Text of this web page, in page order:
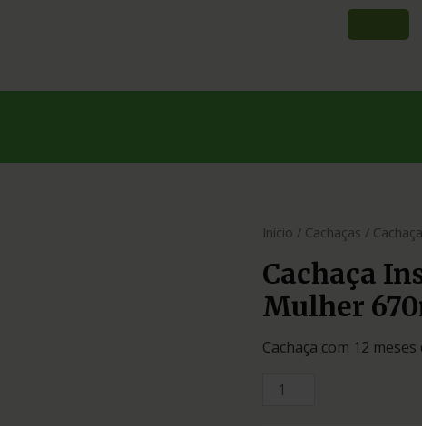
Início / Cachaças /
Cachaça
Mulher
Cachaça com 12